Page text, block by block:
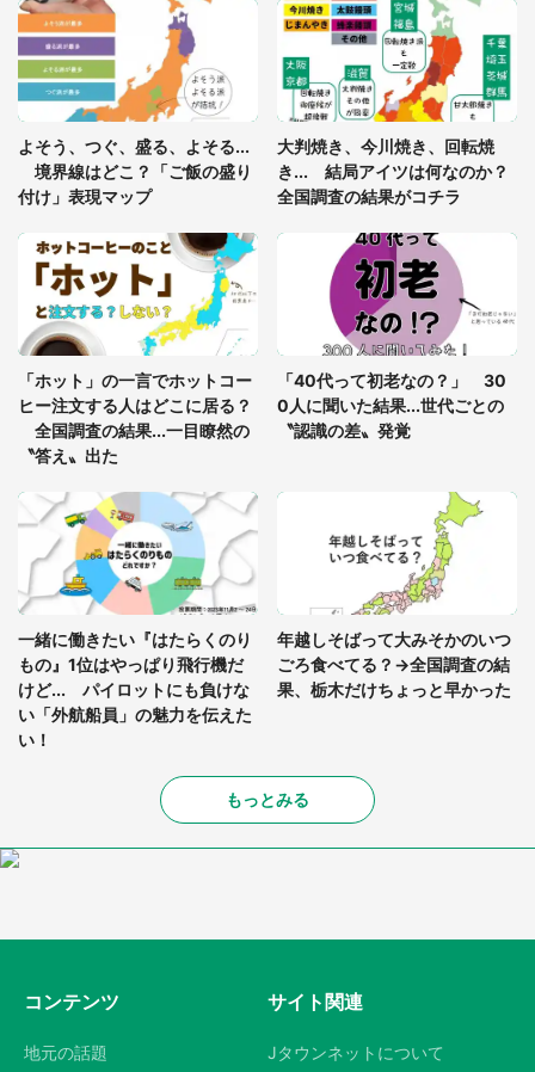
「閉所恐怖症の私は新幹線で大パニック。隣席の青
年に『手を繋いで』とお願いしたら...」 体験談に
8万人感動
グっちゃってた〝野生の野菜〟に6.5万人戦慄
「○○がない街に住んでいます」住人の呟きに30万
人驚がく 何が存在しないか、あなたはわかる？
「修学旅行に途中参加する娘を送って行ったら、真
っ暗な道で遭難状態。なんとか見つけた民家に助け
を求めると、住人の男性が...」
よそう、つぐ、盛る、よそる...
境界線はどこ？「ご飯の盛り
付け」表現マップ
大判焼き、今川焼き、回転焼
き... 結局アイツは何なのか？
全国調査の結果がコチラ
「ホット」の一言でホットコー
ヒー注文する人はどこに居る？
全国調査の結果...一目瞭然の
〝答え〟出た
「40代って初老なの？」 30
0人に聞いた結果...世代ごとの
〝認識の差〟発覚
一緒に働きたい『はたらくのり
もの』1位はやっぱり飛行機だ
けど... パイロットにも負けな
い「外航船員」の魅力を伝えた
い！
年越しそばって大みそかのいつ
ごろ食べてる？→全国調査の結
果、栃木だけちょっと早かった
もっとみる
コンテンツ
地元の話題
サイト関連
Jタウンネットについて